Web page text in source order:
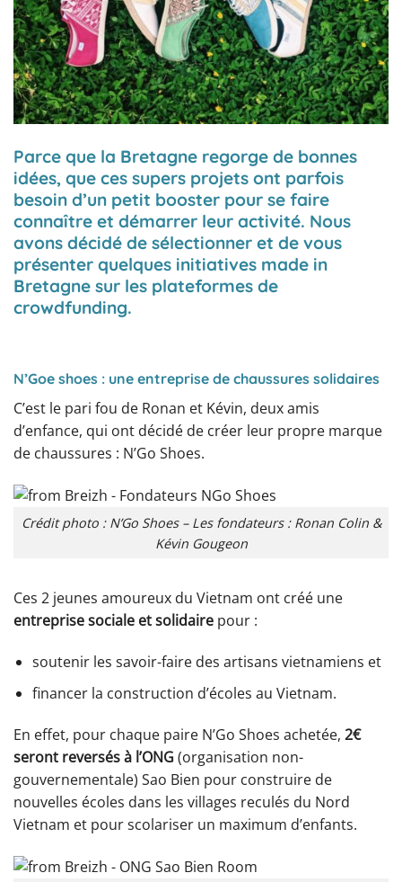
Parce que la Bretagne regorge de bonnes
idées, que ces supers projets ont parfois
besoin d’un petit booster pour se faire
connaître et démarrer leur activité. Nous
avons décidé de sélectionner et de vous
présenter quelques initiatives made in
Bretagne sur les plateformes de
crowdfunding.
N’Goe shoes : une entreprise de chaussures solidaires
C’est le pari fou de Ronan et Kévin, deux amis
d’enfance, qui ont décidé de créer leur propre marque
de chaussures : N’Go Shoes.
Crédit photo : N’Go Shoes – Les fondateurs : Ronan Colin &
Kévin Gougeon
Ces 2 jeunes amoureux du Vietnam ont créé une
entreprise sociale et solidaire pour :
soutenir les savoir-faire des artisans vietnamiens et
financer la construction d’écoles au Vietnam.
En effet, pour chaque paire N’Go Shoes achetée, 2€
seront reversés à l’ONG (organisation non-
gouvernementale) Sao Bien pour construire de
nouvelles écoles dans les villages reculés du Nord
Vietnam et pour scolariser un maximum d’enfants.